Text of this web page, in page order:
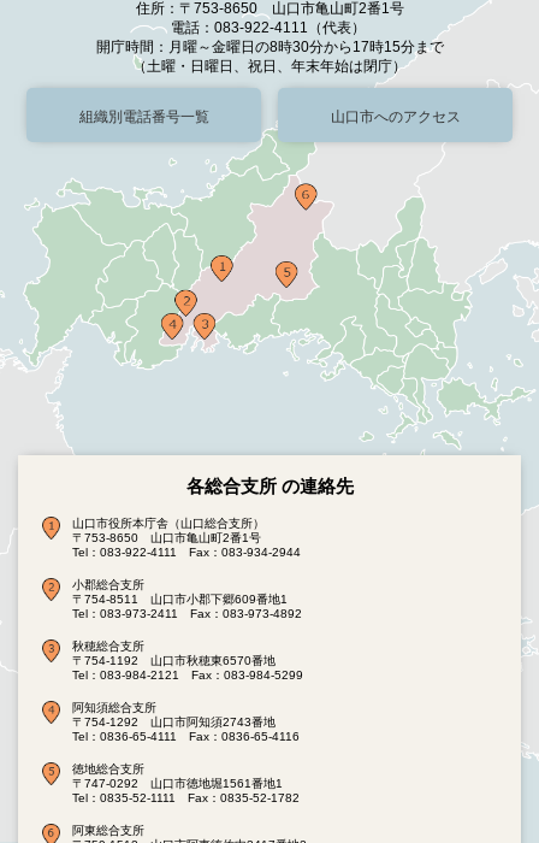
住所：〒753-8650 山口市亀山町2番1号
電話：083-922-4111（代表）
開庁時間：月曜～金曜日の8時30分から17時15分まで
（土曜・日曜日、祝日、年末年始は閉庁）
組織別電話番号一覧 山口市へのアクセス
各総合支所 の連絡先
山口市役所本庁舎（山口総合支所）
〒753-8650 山口市亀山町2番1号
Tel：083-922-4111
Fax：083-934-2944
小郡総合支所
〒754-8511 山口市小郡下郷609番地1
Tel：083-973-2411
Fax：083-973-4892
秋穂総合支所
〒754-1192 山口市秋穂東6570番地
Tel：083-984-2121
Fax：083-984-5299
阿知須総合支所
〒754-1292 山口市阿知須2743番地
Tel：0836-65-4111
Fax：0836-65-4116
徳地総合支所
〒747-0292 山口市徳地堀1561番地1
Tel：0835-52-1111
Fax：0835-52-1782
阿東総合支所